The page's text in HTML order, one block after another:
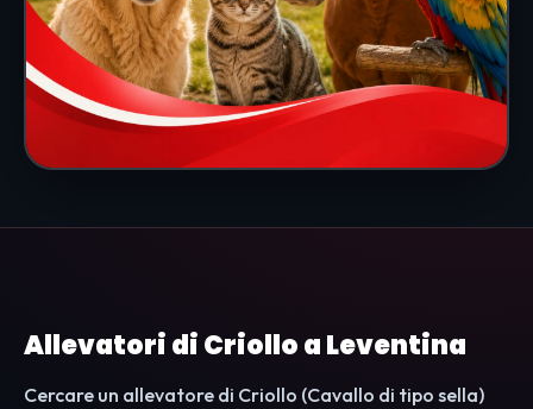
Allevatori di Criollo a Leventina
Cercare un allevatore di Criollo (Cavallo di tipo sella)